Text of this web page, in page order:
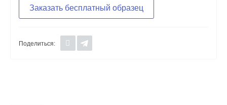
Заказать бесплатный образец
Поделиться: